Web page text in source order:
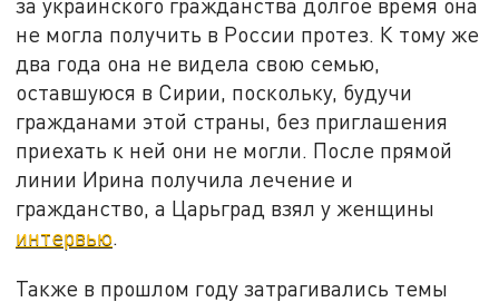
за украинского гражданства долгое время она
не могла получить в России протез. К тому же
два года она не видела свою семью,
оставшуюся в Сирии, поскольку, будучи
гражданами этой страны, без приглашения
приехать к ней они не могли. После прямой
линии Ирина получила лечение и
гражданство, а Царьград взял у женщины
интервью.
Также в прошлом году затрагивались темы